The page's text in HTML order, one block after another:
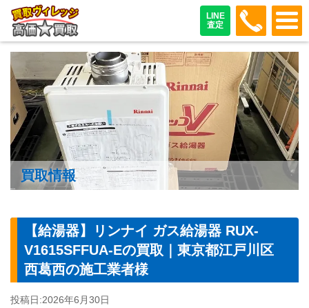
LINE
査定
048-
買取情報
【給湯器】リンナイ ガス給湯器 RUX-
V1615SFFUA-Eの買取｜東京都江戸川区
西葛西の施工業者様
投稿日:2026年6月30日